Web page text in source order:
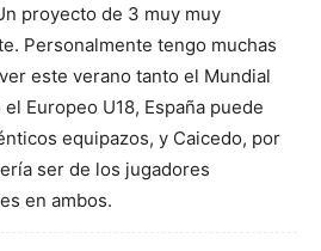
proyecto de 3 muy muy
Personalmente tengo muchas
este verano tanto el Mundial
el Europeo U18, España puede
equipazos, y Caicedo, por
ser de los jugadores
en ambos.